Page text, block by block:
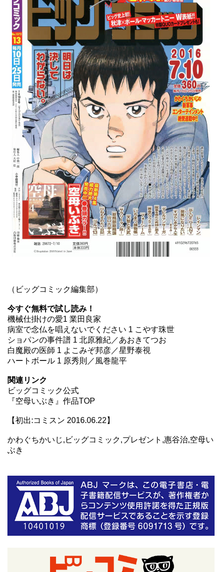
（ビッグコミック編集部）
今すぐ無料で試し読み！
機械仕掛けの愛1 業田良家
病室で念仏を唱えないでください 1 こやす珠世
ショパンの事件譜 1 北原雅紀／あおきてつお
白魔殿の医師 1 よこみぞ邦彦／星野泰視
ハートボール 1 原秀則／風巻龍平
関連リンク
ビッグコミック公式
『空母いぶき』 作品TOP
【初出:コミスン 2016.06.22】
かわぐちかいじ,ビッグコミック,プレゼント,惠谷治,空母い
ぶき